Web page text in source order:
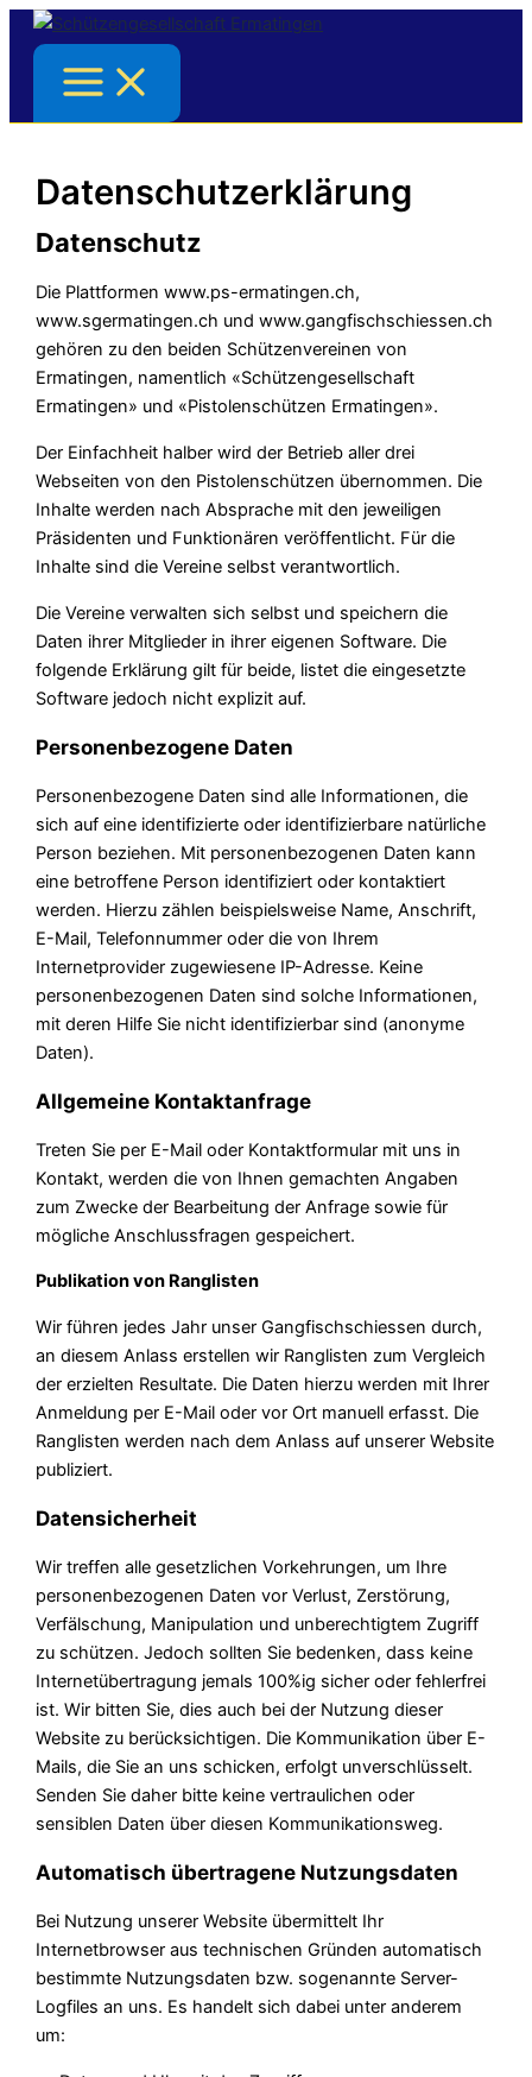
Zum
Inhalt
springen
Datenschutzerklärung
Datenschutz
Die Plattformen www.ps-ermatingen.ch,
www.sgermatingen.ch und www.gangfischschiessen.ch
gehören zu den beiden Schützenvereinen von
Ermatingen, namentlich «Schützengesellschaft
Ermatingen» und «Pistolenschützen Ermatingen».
Der Einfachheit halber wird der Betrieb aller drei
Webseiten von den Pistolenschützen übernommen. Die
Inhalte werden nach Absprache mit den jeweiligen
Präsidenten und Funktionären veröffentlicht. Für die
Inhalte sind die Vereine selbst verantwortlich.
Die Vereine verwalten sich selbst und speichern die
Daten ihrer Mitglieder in ihrer eigenen Software. Die
folgende Erklärung gilt für beide, listet die eingesetzte
Software jedoch nicht explizit auf.
Personenbezogene Daten
Personenbezogene Daten sind alle Informationen, die
sich auf eine identifizierte oder identifizierbare natürliche
Person beziehen. Mit personenbezogenen Daten kann
eine betroffene Person identifiziert oder kontaktiert
werden. Hierzu zählen beispielsweise Name, Anschrift,
E-Mail, Telefonnummer oder die von Ihrem
Internetprovider zugewiesene IP-Adresse. Keine
personenbezogenen Daten sind solche Informationen,
mit deren Hilfe Sie nicht identifizierbar sind (anonyme
Daten).
Allgemeine Kontaktanfrage
Treten Sie per E-Mail oder Kontaktformular mit uns in
Kontakt, werden die von Ihnen gemachten Angaben
zum Zwecke der Bearbeitung der Anfrage sowie für
mögliche Anschlussfragen gespeichert.
Publikation von Ranglisten
Wir führen jedes Jahr unser Gangfischschiessen durch,
an diesem Anlass erstellen wir Ranglisten zum Vergleich
der erzielten Resultate. Die Daten hierzu werden mit Ihrer
Anmeldung per E-Mail oder vor Ort manuell erfasst. Die
Ranglisten werden nach dem Anlass auf unserer Website
publiziert.
Datensicherheit
Wir treffen alle gesetzlichen Vorkehrungen, um Ihre
personenbezogenen Daten vor Verlust, Zerstörung,
Verfälschung, Manipulation und unberechtigtem Zugriff
zu schützen. Jedoch sollten Sie bedenken, dass keine
Internetübertragung jemals 100%ig sicher oder fehlerfrei
ist. Wir bitten Sie, dies auch bei der Nutzung dieser
Website zu berücksichtigen. Die Kommunikation über E-
Mails, die Sie an uns schicken, erfolgt unverschlüsselt.
Senden Sie daher bitte keine vertraulichen oder
sensiblen Daten über diesen Kommunikationsweg.
Automatisch übertragene Nutzungsdaten
Bei Nutzung unserer Website übermittelt Ihr
Internetbrowser aus technischen Gründen automatisch
bestimmte Nutzungsdaten bzw. sogenannte Server-
Logfiles an uns. Es handelt sich dabei unter anderem
um: